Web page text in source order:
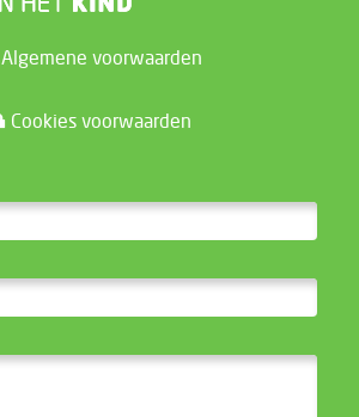
Algemene voorwaarden
Cookies voorwaarden